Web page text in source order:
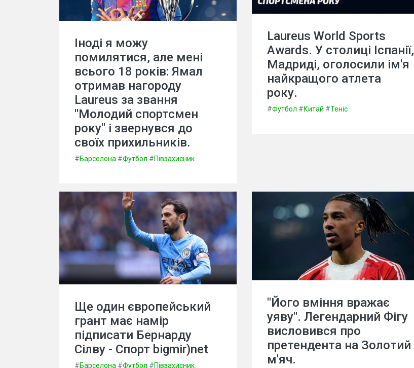
Іноді я можу
помилятися, але мені
всього 18 років: Ямал
отримав нагороду
Laureus за звання
"Молодий спортсмен
року" і звернувся до
своїх прихильників.
#Барселона #Футбол #Півзахисник
Laureus World Sports
Awards. У столиці Іспанії,
Мадриді, оголосили ім'я
найкращого атлета
року.
#Футбол #Китай #Теніс
Ще один європейський
грант має намір
підписати Бернарду
Сілву - Спорт bigmir)net
#Барселона #Футбол #Півзахисник
"Його вміння вражає
уяву". Легендарний Фігу
висловився про
претендента на Золотий
м'яч.